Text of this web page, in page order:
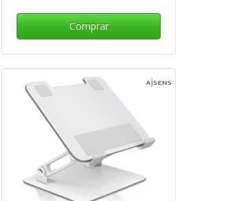
Comprar